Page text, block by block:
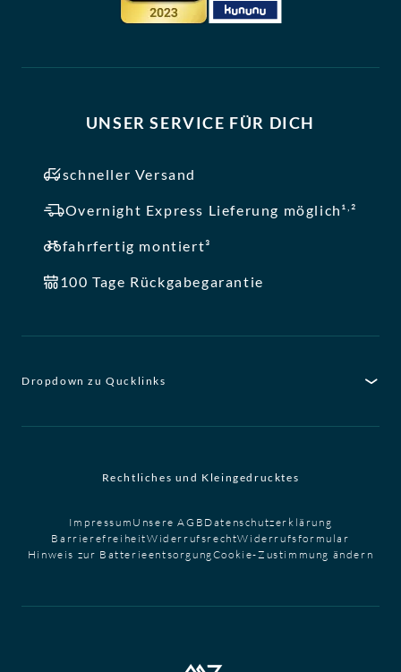
UNSER SERVICE FÜR DICH
schneller Versand
Overnight Express Lieferung möglich¹,²
fahrfertig montiert³
100 Tage Rückgabegarantie
Dropdown zu Qucklinks
Rechtliches und Kleingedrucktes
Impressum Unsere AGB Datenschutzerklärung
BarrierefreiheitWiderrufsrechtWiderrufsformular
Hinweis zur BatterieentsorgungCookie-Zustimmung ändern